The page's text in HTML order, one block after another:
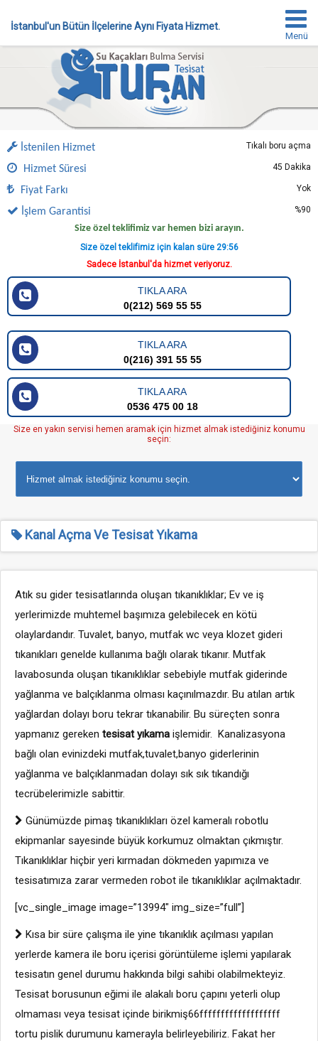
İstanbul'un Bütün İlçelerine Aynı Fiyata Hizmet.
Menü
İstenilen Hizmet Tıkalı boru açma
Hizmet Süresi 45 Dakika
Fiyat Farkı Yok
İşlem Garantisi %90
Size özel teklifimiz var hemen bizi arayın.
Size özel teklifimiz için kalan süre 29:56
Sadece İstanbul'da hizmet veriyoruz.
TIKLA ARA
0(212) 569 55 55
TIKLA ARA
0(216) 391 55 55
TIKLA ARA
0536 475 00 18
Size en yakın servisi hemen aramak için hizmet almak istediğiniz konumu
seçin:
Kanal Açma Ve Tesisat Yıkama
Atık su gider tesisatlarında oluşan tıkanıklıklar; Ev ve iş
yerlerimizde muhtemel başımıza gelebilecek en kötü
olaylardandır. Tuvalet, banyo, mutfak wc veya klozet gideri
tıkanıkları genelde kullanıma bağlı olarak tıkanır. Mutfak
lavabosunda oluşan tıkanıklıklar sebebiyle mutfak giderinde
yağlanma ve balçıklanma olması kaçınılmazdır. Bu atılan artık
yağlardan dolayı boru tekrar tıkanabilir. Bu süreçten sonra
yapmanız gereken tesisat yıkama işlemidir. Kanalizasyona
bağlı olan evinizdeki mutfak,tuvalet,banyo giderlerinin
yağlanma ve balçıklanmadan dolayı sık sık tıkandığı
tecrübelerimizle sabittir.
Günümüzde pimaş tıkanıklıkları özel kameralı robotlu
ekipmanlar sayesinde büyük korkumuz olmaktan çıkmıştır.
Tıkanıklıklar hiçbir yeri kırmadan dökmeden yapımıza ve
tesisatımıza zarar vermeden robot ile tıkanıklıklar açılmaktadır.
[vc_single_image image=”13994″ img_size=”full”]
Kısa bir süre çalışma ile yine tıkanıklık açılması yapılan
yerlerde kamera ile boru içerisi görüntüleme işlemi yapılarak
tesisatın genel durumu hakkında bilgi sahibi olabilmekteyiz.
Tesisat borusunun eğimi ile alakalı boru çapını yeterli olup
olmaması veya tesisat içinde birikmiş66fffffffffffffffffff
tortu pislik durumunu kamerayla belirleyebiliriz. Fakat her